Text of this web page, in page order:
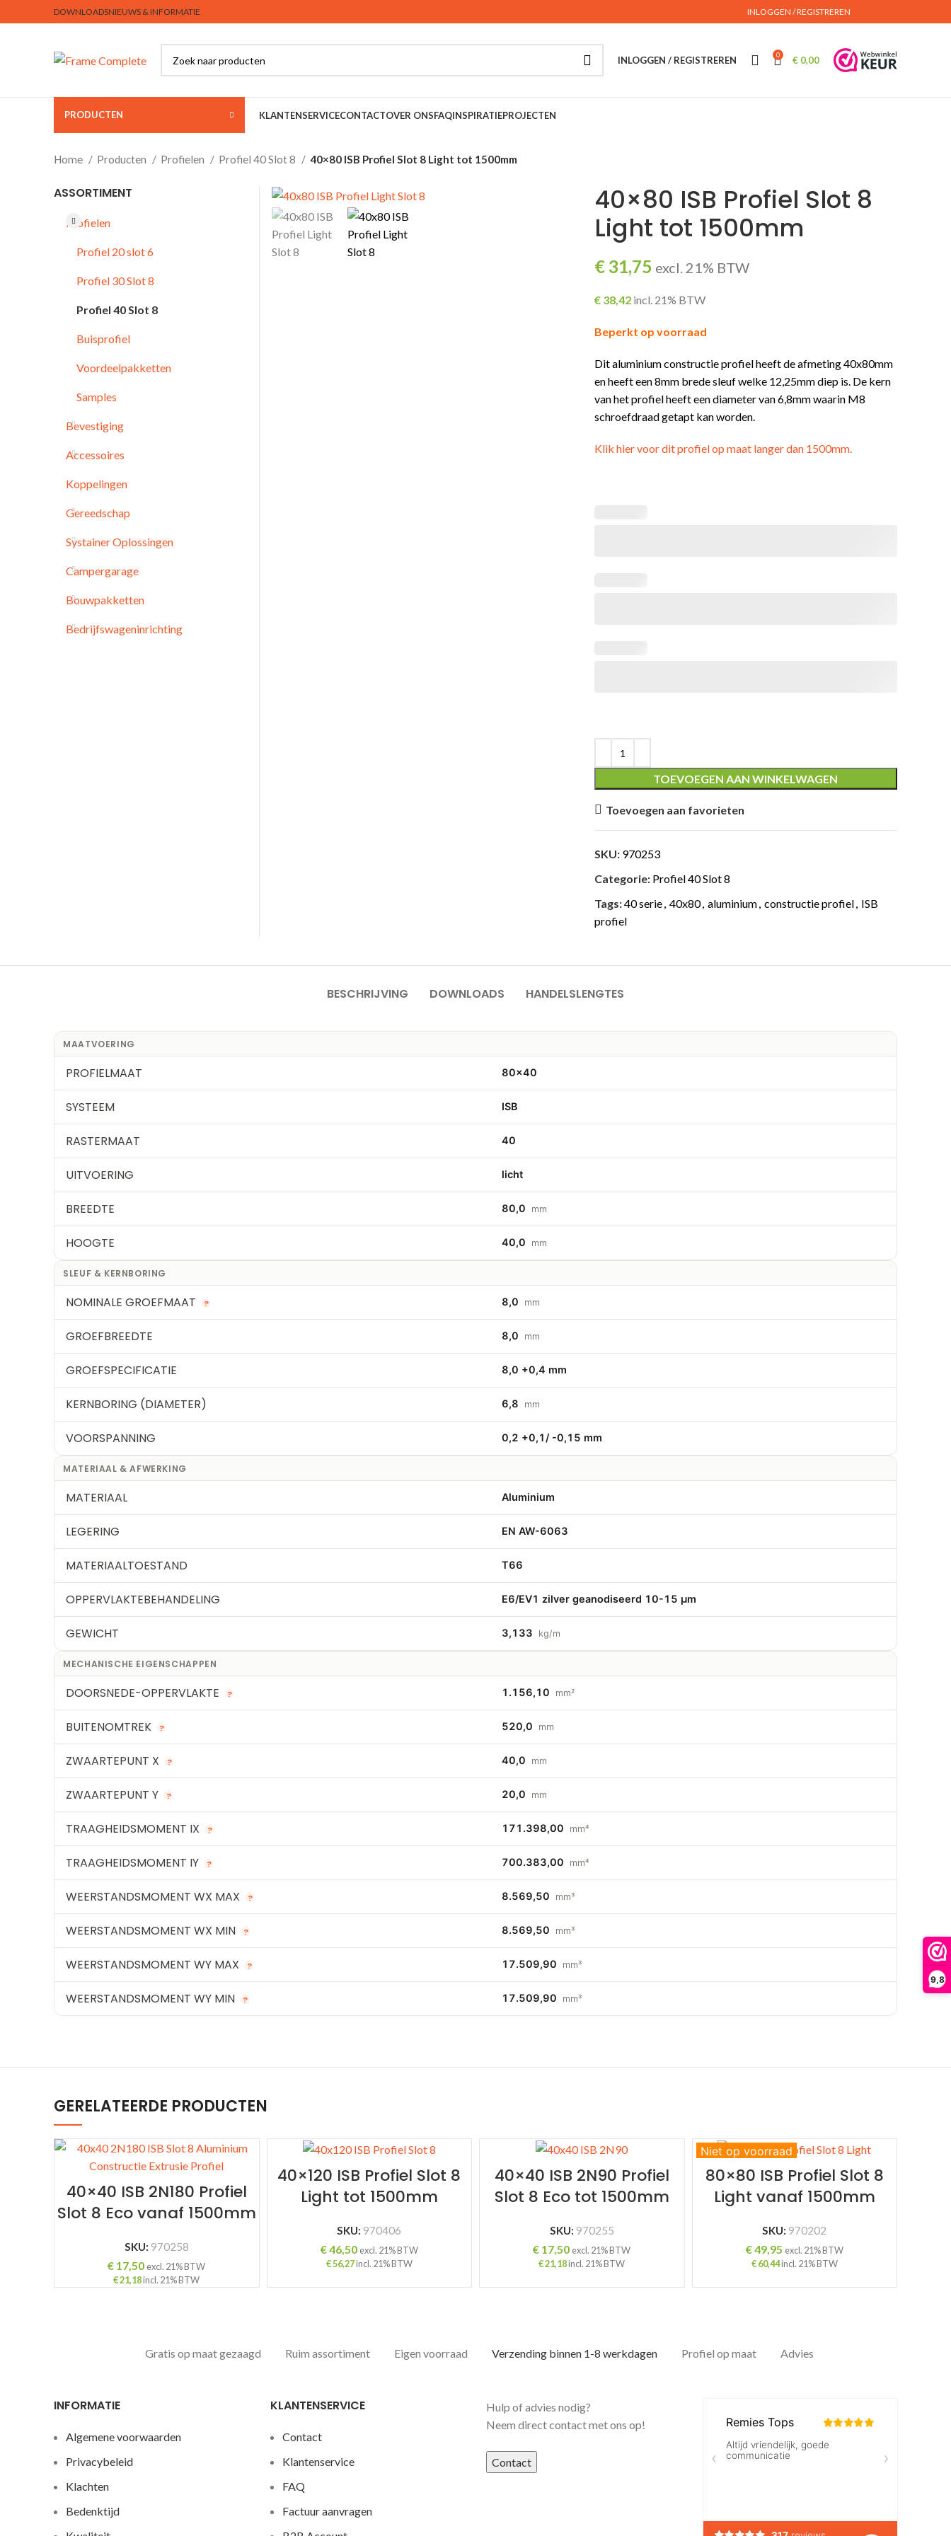
9,8
DOWNLOADSNIEUWS & INFORMATIE INLOGGEN / REGISTREREN
INLOGGEN / REGISTREREN 0 € 0,00
PRODUCTEN KLANTENSERVICECONTACTOVER ONSFAQINSPIRATIEPROJECTEN
Home Producten Profielen Profiel 40 Slot 8 40×80 ISB Profiel Slot 8 Light tot 1500mm
40×80 ISB Profiel Slot 8
Light tot 1500mm
€31,75 excl. 21% BTW
€38,42incl. 21% BTW
Beperkt op voorraad
Dit aluminium constructie profiel heeft de afmeting 40x80mm
en heeft een 8mm brede sleuf welke 12,25mm diep is. De kern
van het profiel heeft een diameter van 6,8mm waarin M8
schroefdraad getapt kan worden.
Klik hier voor dit profiel op maat langer dan 1500mm.
TOEVOEGEN AAN WINKELWAGEN
Toevoegen aan favorieten
SKU: 970253
Categorie: Profiel 40 Slot 8
Tags:40 serie, 40x80, aluminium, constructie profiel, ISB
profiel
ASSORTIMENT
Profielen
Profiel 20 slot 6
Profiel 30 Slot 8
Profiel 40 Slot 8
Buisprofiel
Voordeelpakketten
Samples
Bevestiging
Accessoires
Koppelingen
Gereedschap
Systainer Oplossingen
Campergarage
Bouwpakketten
Bedrijfswageninrichting
BESCHRIJVING DOWNLOADS HANDELSLENGTES
MAATVOERING
PROFIELMAAT 80×40
SYSTEEM ISB
RASTERMAAT 40
UITVOERING licht
BREEDTE 80,0 mm
HOOGTE 40,0 mm
SLEUF & KERNBORING
NOMINALE GROEFMAAT ? 8,0 mm
GROEFBREEDTE 8,0 mm
GROEFSPECIFICATIE 8,0 +0,4 mm
KERNBORING (DIAMETER) 6,8 mm
VOORSPANNING 0,2 +0,1/ -0,15 mm
MATERIAAL & AFWERKING
MATERIAAL Aluminium
LEGERING EN AW-6063
MATERIAALTOESTAND T66
OPPERVLAKTEBEHANDELING E6/EV1 zilver geanodiseerd 10-15 µm
GEWICHT 3,133 kg/m
MECHANISCHE EIGENSCHAPPEN
DOORSNEDE-OPPERVLAKTE ? 1.156,10 mm²
BUITENOMTREK ? 520,0 mm
ZWAARTEPUNT X ? 40,0 mm
ZWAARTEPUNT Y ? 20,0 mm
TRAAGHEIDSMOMENT IX ? 171.398,00 mm⁴
TRAAGHEIDSMOMENT IY ? 700.383,00 mm⁴
WEERSTANDSMOMENT WX MAX ? 8.569,50 mm³
WEERSTANDSMOMENT WX MIN ? 8.569,50 mm³
WEERSTANDSMOMENT WY MAX ? 17.509,90 mm³
WEERSTANDSMOMENT WY MIN ? 17.509,90 mm³
GERELATEERDE PRODUCTEN
40×40 ISB 2N180 Profiel
Slot 8 Eco vanaf 1500mm
SKU: 970258
€ 17,50 excl. 21% BTW
€21,18incl. 21% BTW
40×120 ISB Profiel Slot 8
Light tot 1500mm
SKU: 970406
€46,50 excl. 21% BTW
€56,27incl. 21% BTW
40×40 ISB 2N90 Profiel
Slot 8 Eco tot 1500mm
SKU: 970255
€ 17,50 excl. 21% BTW
€21,18incl. 21% BTW
Niet op voorraad
80×80 ISB Profiel Slot 8
Light vanaf 1500mm
SKU: 970202
€49,95 excl. 21% BTW
€60,44incl. 21% BTW
Gratis op maat gezaagd Ruim assortiment Eigen voorraad Verzending binnen 1-8 werkdagen Profiel op maat Advies
INFORMATIE
Algemene voorwaarden
Privacybeleid
Klachten
Bedenktijd
KLANTENSERVICE
Contact
Klantenservice
FAQ
Factuur aanvragen
Hulp of advies nodig?
Neem direct contact met ons op!
Contact